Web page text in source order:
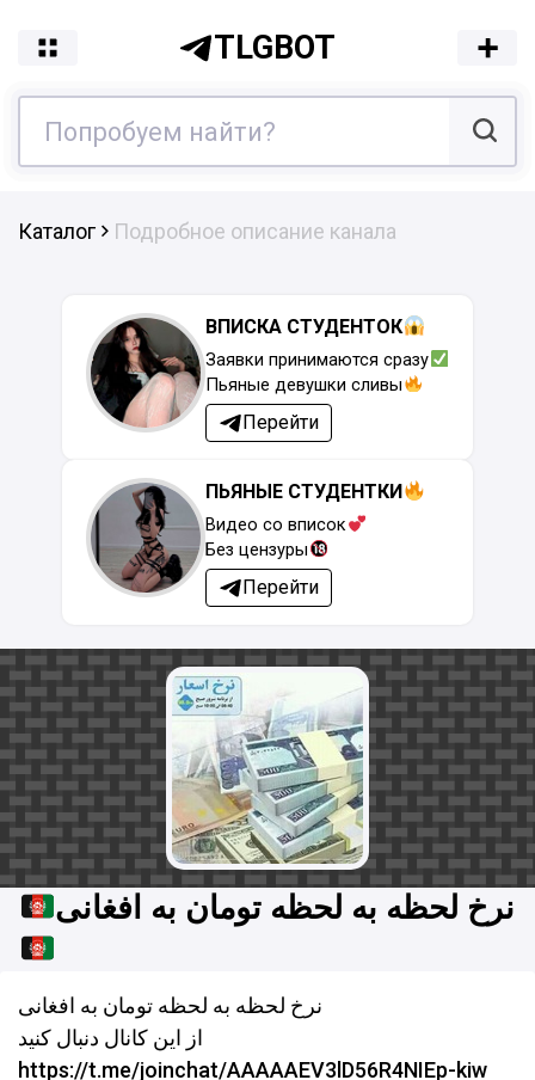
TLGBOT
Каталог Подробное описание канала
ВПИСКА СТУДЕНТОК
Заявки принимаются сразу
Пьяные девушки сливы
Перейти
ПЬЯНЫЕ СТУДЕНТКИ
Видео со вписок
Без цензуры
Перейти
نرخ لحظه به لحظه تومان به افغانی
نرخ لحظه به لحظه تومان به افغانی
از این کانال دنبال کنید
https://t.me/joinchat/AAAAAEV3lD56R4NIEp-kiw